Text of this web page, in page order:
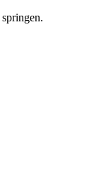
springen.